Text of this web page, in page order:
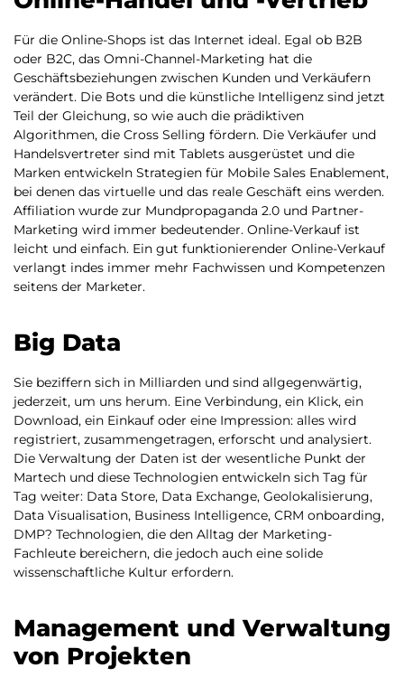
Für die Online-Shops ist das Internet ideal. Egal ob B2B
oder B2C, das Omni-Channel-Marketing hat die
Geschäftsbeziehungen zwischen Kunden und Verkäufern
verändert. Die Bots und die künstliche Intelligenz sind jetzt
Teil der Gleichung, so wie auch die prädiktiven
Algorithmen, die Cross Selling fördern. Die Verkäufer und
Handelsvertreter sind mit Tablets ausgerüstet und die
Marken entwickeln Strategien für Mobile Sales Enablement,
bei denen das virtuelle und das reale Geschäft eins werden.
Affiliation wurde zur Mundpropaganda 2.0 und Partner-
Marketing wird immer bedeutender. Online-Verkauf ist
leicht und einfach. Ein gut funktionierender Online-Verkauf
verlangt indes immer mehr Fachwissen und Kompetenzen
seitens der Marketer.
Big Data
Sie beziffern sich in Milliarden und sind allgegenwärtig,
jederzeit, um uns herum. Eine Verbindung, ein Klick, ein
Download, ein Einkauf oder eine Impression: alles wird
registriert, zusammengetragen, erforscht und analysiert.
Die Verwaltung der Daten ist der wesentliche Punkt der
Martech und diese Technologien entwickeln sich Tag für
Tag weiter: Data Store, Data Exchange, Geolokalisierung,
Data Visualisation, Business Intelligence, CRM onboarding,
DMP? Technologien, die den Alltag der Marketing-
Fachleute bereichern, die jedoch auch eine solide
wissenschaftliche Kultur erfordern.
Management und Verwaltung
von Projekten